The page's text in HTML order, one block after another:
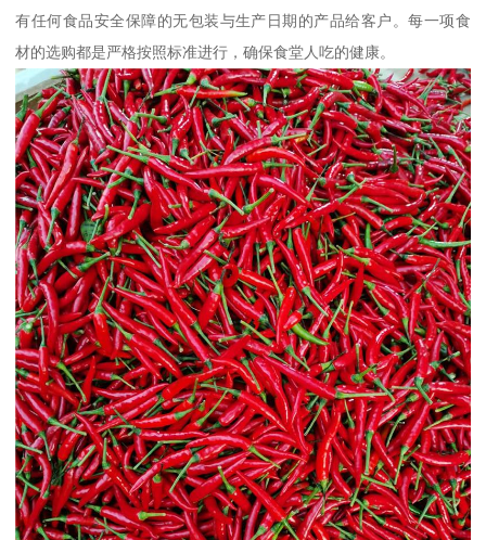
有任何食品安全保障的无包装与生产日期的产品给客户。每一项食
材的选购都是严格按照标准进行，确保食堂人吃的健康。